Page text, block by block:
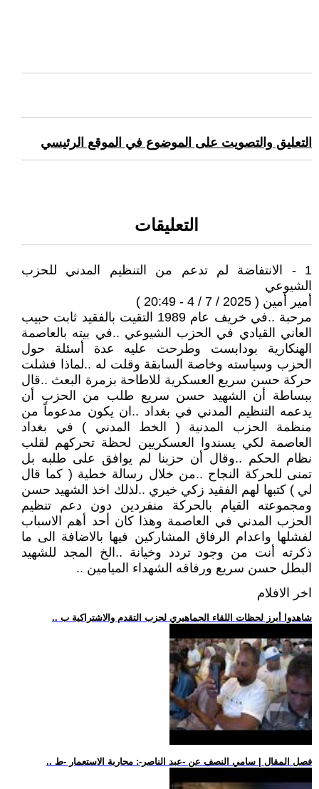
التعليق والتصويت على الموضوع في الموقع الرئيسي
التعليقات
1 - الانتفاضة لم تدعم من التنظيم المدني للحزب
الشيوعي
أمير أمين ( 2025 / 7 / 4 - 20:49 )
مرحبة ..في خريف عام 1989 التقيت بالفقيد ثابت حبيب
العاني القيادي في الحزب الشيوعي ..في بيته بالعاصمة
الهنكارية بودابست وطرحت عليه عدة أسئلة حول
الحزب وسياسته وخاصة السابقة وقلت له ..لماذا فشلت
حركة حسن سريع العسكرية للاطاحة بزمرة البعث ..قال
ببساطة أن الشهيد حسن سريع طلب من الحزب أن
يدعمه التنظيم المدني في بغداد ..ان يكون مدعوماً من
منظمة الحزب المدنية ( الخط المدني ) في بغداد
العاصمة لكي يسندوا العسكريين لحظة تحركهم لقلب
نظام الحكم ..وقال أن حزبنا لم يوافق على طلبه بل
تمنى للحركة النجاح ..من خلال رسالة خطية ( كما قال
لي ) كتبها لهم الفقيد زكي خيري ..لذلك اخذ الشهيد حسن
ومجموعته القيام بالحركة منفردين دون دعم تنظيم
الحزب المدني في العاصمة وهذا كان أحد أهم الاسباب
لفشلها واعدام الرفاق المشاركين فيها بالاضافة الى ما
ذكرته أنت من وجود تردد وخيانة ..الخ المجد للشهيد
البطل حسن سريع ورفاقه الشهداء الميامين ..
اخر الافلام
.. شاهدوا أبرز لحظات اللقاء الجماهيري لحزب التقدم والاشتراكية ب
.. فصل المقال | سامي النصف عن -عبد الناصر-: محاربة الاستعمار -ط